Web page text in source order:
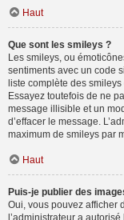
Haut
Que sont les smileys ?
Les smileys, ou
sentiments avec un code
liste complète des
Essayez toutefois de ne
message illisible et un
d’effacer le message.
maximum de smileys par
Haut
Puis-je publier des
Oui, vous pouvez afficher
l’administrateur a